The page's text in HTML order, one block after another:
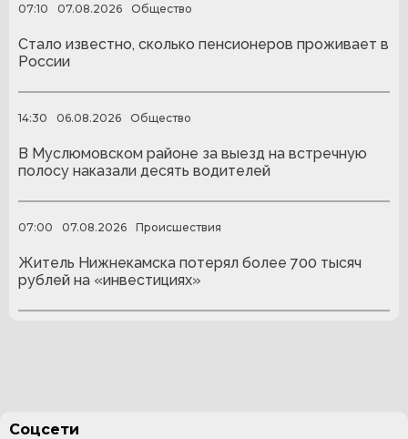
07:10 07.08.2026 Общество
Стало известно, сколько пенсионеров проживает в
России
14:30 06.08.2026 Общество
В Муслюмовском районе за выезд на встречную
полосу наказали десять водителей
07:00 07.08.2026 Происшествия
Житель Нижнекамска потерял более 700 тысяч
рублей на «инвестициях»
Соцсети